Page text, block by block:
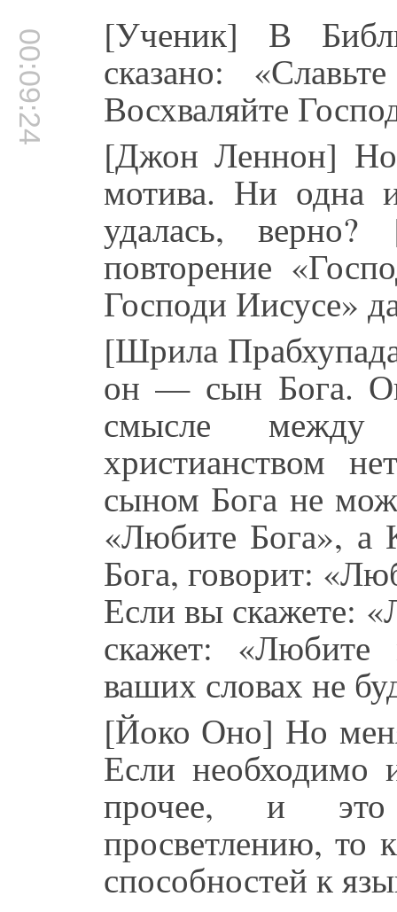
00:09:24 [Ученик] В
сказано:
Восхваляйте
[Джон Леннон] Но
мотива. Ни одна
удалась,
повторение
Господи Иисусе»
[Шрила
он — сын Бога.
смысле
христианством
сыном Бога не
«Любите Бога», а
Бога, говорит:
Если вы скажете:
скажет:
ваших словах не
[Йоко Оно] Но
Если необходимо
прочее, и
просветлению, то
способностей к